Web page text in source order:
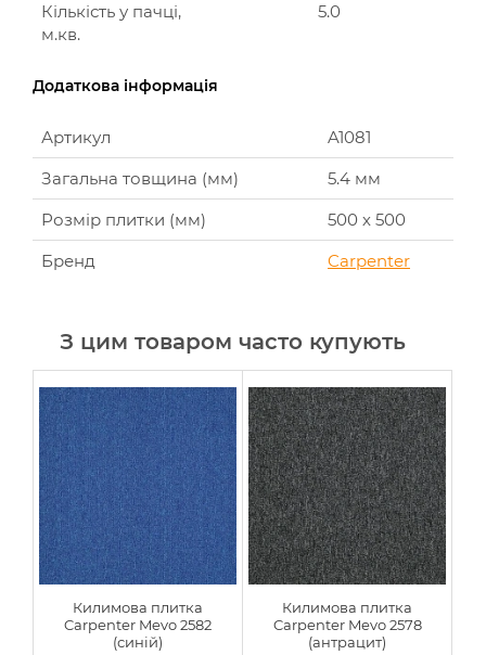
Кількість у пачці,
м.кв.
5.0
Додаткова інформація
Артикул
A1081
Загальна товщина (мм)
5.4 мм
Розмір плитки (мм)
500 х 500
Бренд
Carpenter
З цим товаром часто купують
Килимова плитка
Carpenter Mevo 2582
(синій)
Килимова плитка
Carpenter Mevo 2578
(антрацит)